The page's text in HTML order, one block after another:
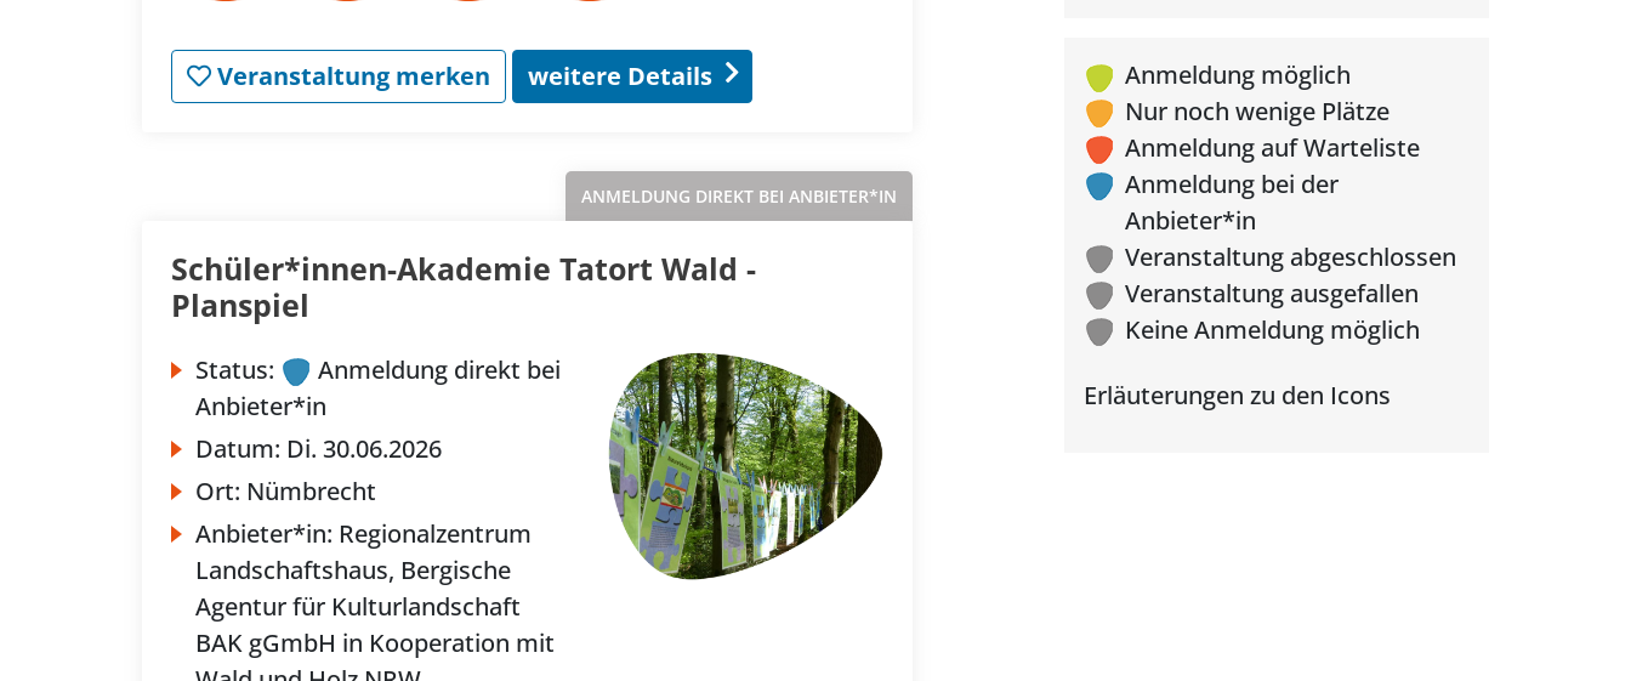
Veranstaltung merken weitere Details
ANMELDUNG DIREKT BEI ANBIETER*IN
Schüler*innen-Akademie Tatort Wald -
Planspiel
Status:
Anmeldung direkt bei
Anbieter*in
Datum: Di. 30.06.2026
Ort: Nümbrecht
Anbieter*in: Regionalzentrum
Landschaftshaus, Bergische
Agentur für Kulturlandschaft
BAK gGmbH in Kooperation mit
Anmeldung möglich
Nur noch wenige Plätze
Anmeldung auf Warteliste
Anmeldung bei der
Anbieter*in
Veranstaltung abgeschlossen
Veranstaltung ausgefallen
Keine Anmeldung möglich
Erläuterungen zu den Icons